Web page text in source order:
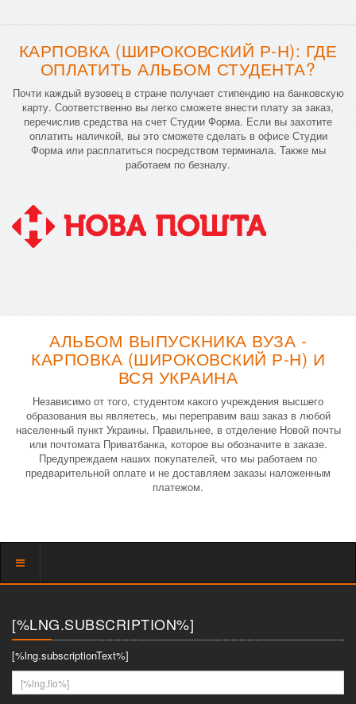
КАРПОВКА (ШИРОКОВСКИЙ Р-Н): ГДЕ
ОПЛАТИТЬ АЛЬБОМ СТУДЕНТА?
Почти каждый вузовец в стране получает стипендию на банковскую
карту. Соответственно вы легко сможете внести плату за заказ,
перечислив средства на счет Студии Форма. Если вы захотите
оплатить наличкой, вы это сможете сделать в офисе Студии
Форма или расплатиться посредством терминала. Также мы
работаем по безналу.
АЛЬБОМ ВЫПУСКНИКА ВУЗА -
КАРПОВКА (ШИРОКОВСКИЙ Р-Н) И
ВСЯ УКРАИНА
Независимо от того, студентом какого учреждения высшего
образования вы являетесь, мы переправим ваш заказ в любой
населенный пункт Украины. Правильнее, в отделение Новой почты
или почтомата Приватбанка, которое вы обозначите в заказе.
Предупреждаем наших покупателей, что мы работаем по
предварительной оплате и не доставляем заказы наложенным
платежом.
Показать
[%LNG.SUBSCRIPTION%]
[%lng.subscriptionText%]
[%lng.fio%]